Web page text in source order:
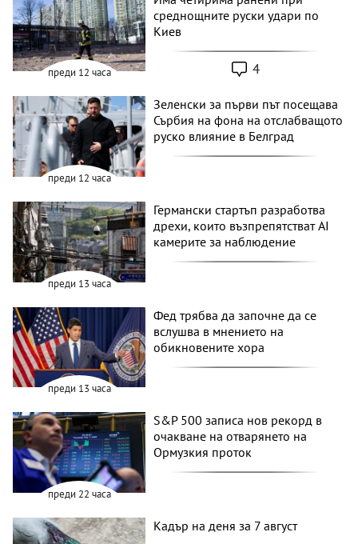
преди 12 часа
среднощните руски удари по
Киев
4
преди 12 часа
Зеленски за първи път посещава
Сърбия на фона на отслабващото
руско влияние в Белград
преди 13 часа
Германски стартъп разработва
дрехи, които възпрепятстват AI
камерите за наблюдение
преди 13 часа
Фед трябва да започне да се
вслушва в мнението на
обикновените хора
преди 22 часа
S&P 500 записа нов рекорд в
очакване на отварянето на
Ормузкия проток
Кадър на деня за 7 август